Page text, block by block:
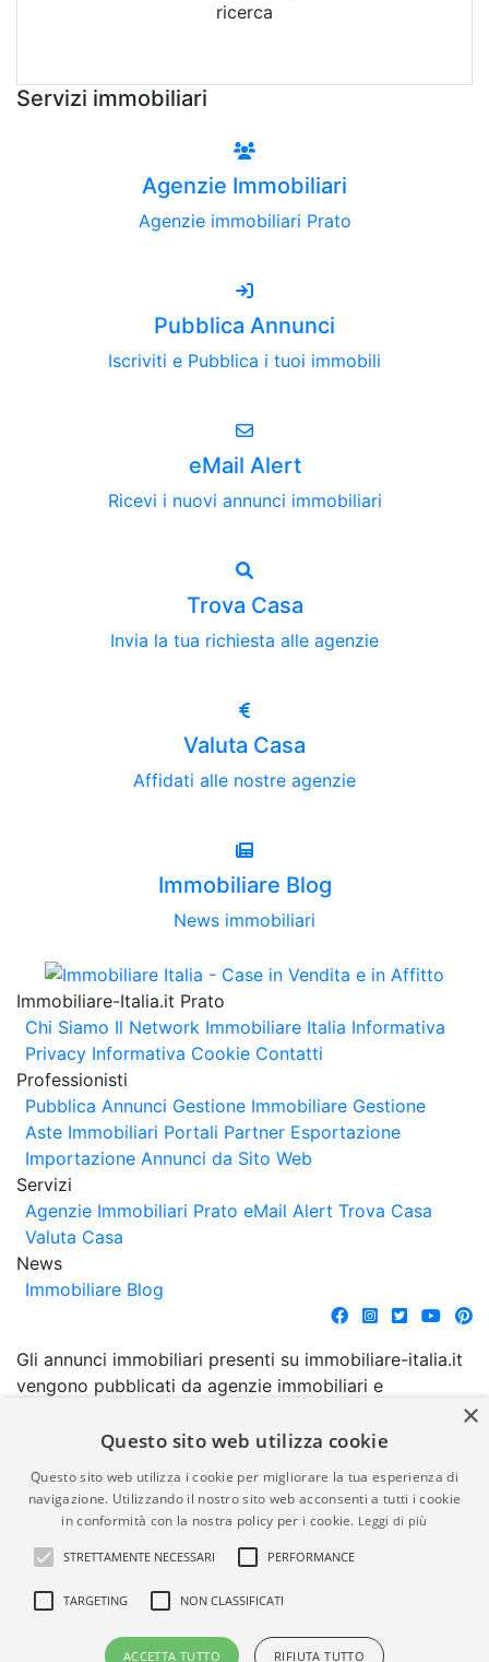
ricerca
Servizi immobiliari
Agenzie Immobiliari
Agenzie immobiliari Prato
Pubblica Annunci
Iscriviti e Pubblica i tuoi immobili
eMail Alert
Ricevi i nuovi annunci immobiliari
Trova Casa
Invia la tua richiesta alle agenzie
Valuta Casa
Affidati alle nostre agenzie
Immobiliare Blog
News immobiliari
Immobiliare-Italia.it Prato
Chi Siamo Il Network Immobiliare Italia Informativa
Privacy Informativa Cookie Contatti
Professionisti
Pubblica Annunci Gestione Immobiliare Gestione
Aste Immobiliari Portali Partner Esportazione
Importazione Annunci da Sito Web
Servizi
Agenzie Immobiliari Prato eMail Alert Trova Casa
Valuta Casa
News
Immobiliare Blog
Gli annunci immobiliari presenti su immobiliare-italia.it
vengono pubblicati da agenzie immobiliari e
comporta l'approvazione o l'avallo da parte di
garanzia da parte di quest'ultima. immobiliare-italia.it
quindi non è responsabile della veridicità, della
correttezza, della completezza, della normativa in
materia di privacy e/o di alcun altro aspetto dei
suddetti annunci.
© Copyright 2007 - 2026
Powered by
×
Questo sito web utilizza cookie
Questo sito web utilizza i cookie per migliorare la tua esperienza di
navigazione. Utilizzando il nostro sito web acconsenti a tutti i cookie
in conformità con la nostra policy per i cookie. Leggi di più
STRETTAMENTE NECESSARI PERFORMANCE
TARGETING NON CLASSIFICATI
ACCETTA TUTTO RIFIUTA TUTTO